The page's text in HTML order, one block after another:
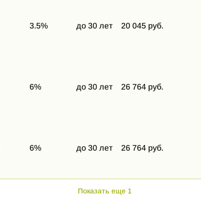
3.5% до 30 лет 20 045 руб.
6% до 30 лет 26 764 руб.
6% до 30 лет 26 764 руб.
Показать еще 1